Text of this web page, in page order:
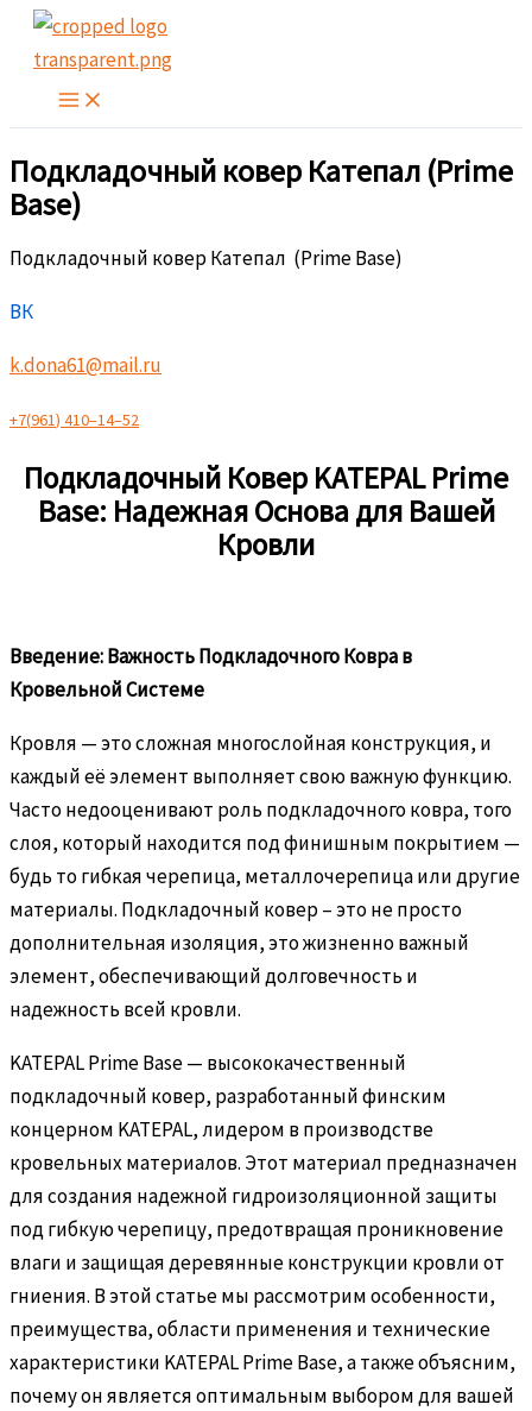
Перейти
содержимому
Подкладочный ковер Катепал (Prime
Base)
Подкладочный ковер Катепал (Prime Base)
ВК
k.dona61@mail.ru
+7(961) 410–14–52
Подкладочный Ковер KATEPAL Prime
Base: Надежная Основа для Вашей
Кровли
Введение: Важность Подкладочного Ковра в
Кровельной Системе
Кровля — это сложная многослойная конструкция, и
каждый её элемент выполняет свою важную функцию.
Часто недооценивают роль подкладочного ковра, того
слоя, который находится под финишным покрытием —
будь то гибкая черепица, металлочерепица или другие
материалы. Подкладочный ковер – это не просто
дополнительная изоляция, это жизненно важный
элемент, обеспечивающий долговечность и
надежность всей кровли.
KATEPAL Prime Base — высококачественный
подкладочный ковер, разработанный финским
концерном KATEPAL, лидером в производстве
кровельных материалов. Этот материал предназначен
для создания надежной гидроизоляционной защиты
под гибкую черепицу, предотвращая проникновение
влаги и защищая деревянные конструкции кровли от
гниения. В этой статье мы рассмотрим особенности,
преимущества, области применения и технические
характеристики KATEPAL Prime Base, а также объясним,
почему он является оптимальным выбором для вашей